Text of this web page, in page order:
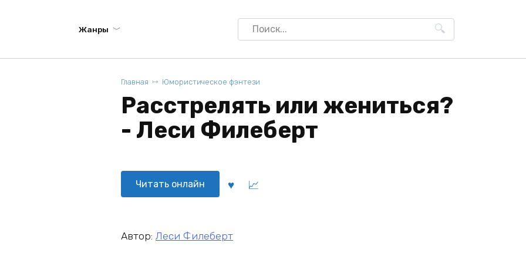
Жанры
Search
for:
Главная Юмористическое фэнтези
Расстрелять или жениться?
- Леси Филеберт
Читать онлайн
Автор: Леси Филеберт